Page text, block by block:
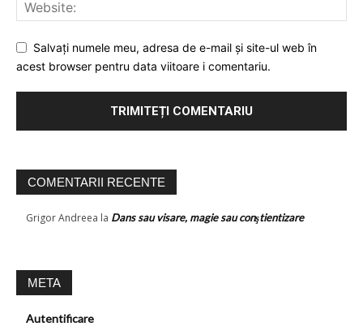
Salvați numele meu, adresa de e-mail și site-ul web în
acest browser pentru data viitoare i comentariu.
COMENTARII RECENTE
Grigor Andreea la Dans sau visare, magie sau conştientizare
META
Autentificare